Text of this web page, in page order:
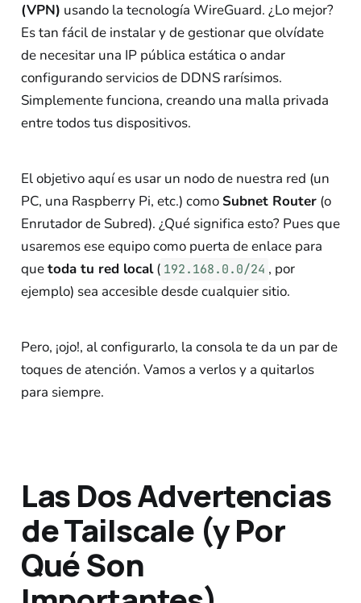
(VPN) usando la tecnología WireGuard. ¿Lo mejor?
Es tan fácil de instalar y de gestionar que olvídate
de necesitar una IP pública estática o andar
configurando servicios de DDNS rarísimos.
Simplemente funciona, creando una malla privada
entre todos tus dispositivos.
El objetivo aquí es usar un nodo de nuestra red (un
PC, una Raspberry Pi, etc.) como Subnet Router(o
Enrutador de Subred). ¿Qué significa esto? Pues que
usaremos ese equipo como puerta de enlace para
quetoda tu red local( 192.168.0.0/24 , por
ejemplo) sea accesible desde cualquier sitio.
Pero, ¡ojo!, al configurarlo, la consola te da un par de
toques de atención. Vamos a verlos y a quitarlos
para siempre.
Las Dos Advertencias
de Tailscale (y Por
Qué Son